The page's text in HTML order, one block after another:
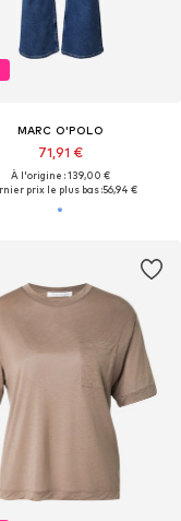
MARC O'POLO
71,91 €
À l'origine : 139,00 €
prix le plus bas :56,94 €